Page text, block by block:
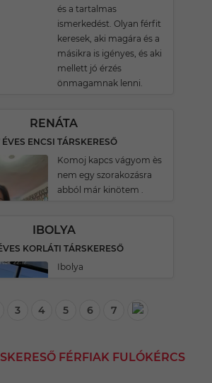
és a tartalmas
ismerkedést. Olyan férfit
keresek, aki magára és a
másikra is igényes, és aki
mellett jó érzés
önmagamnak lenni.
RENÁTA
ÉVES ENCSI TÁRSKERESŐ
Komoj kapcs vágyom ès
nem egy szorakozásra
abból már kinötem .
IBOLYA
KORLÁTI TÁRSKERESŐ
Ibolya
3 4 5 6 7
FÉRFIAK FULÓKÉRCS